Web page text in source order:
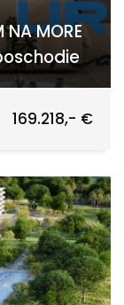
NA MORE
169.218,- €